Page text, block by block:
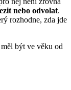
nebo odvolat.
rozhodne, zda jde
být ve věku od